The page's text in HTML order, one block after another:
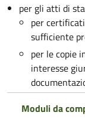
per gli atti di
per
sufficiente
per le copie
interesse
Moduli da